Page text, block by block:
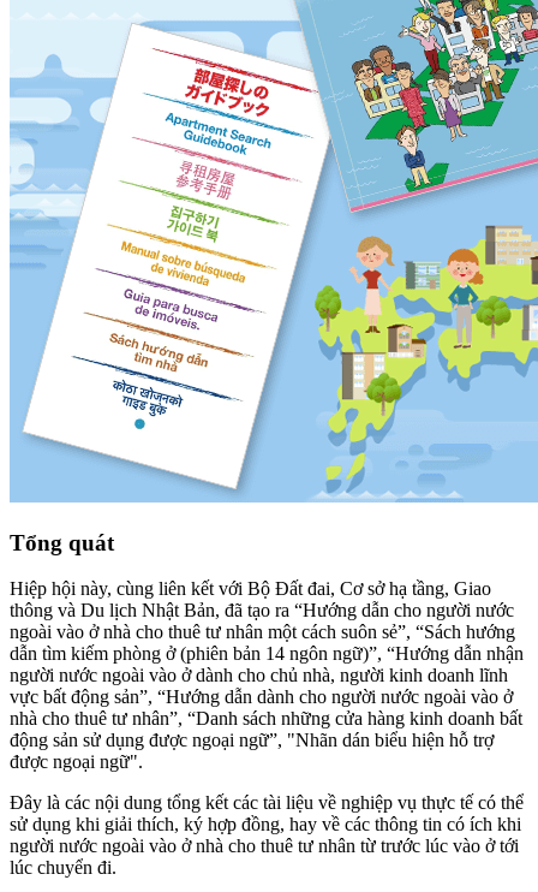
Tổng quát
Hiệp hội này, cùng liên kết với Bộ Đất đai, Cơ sở hạ tầng, Giao
thông và Du lịch Nhật Bản, đã tạo ra “Hướng dẫn cho người nước
ngoài vào ở nhà cho thuê tư nhân một cách suôn sẻ”, “Sách hướng
dẫn tìm kiếm phòng ở (phiên bản 14 ngôn ngữ)”, “Hướng dẫn nhận
người nước ngoài vào ở dành cho chủ nhà, người kinh doanh lĩnh
vực bất động sản”, “Hướng dẫn dành cho người nước ngoài vào ở
nhà cho thuê tư nhân”, “Danh sách những cửa hàng kinh doanh bất
động sản sử dụng được ngoại ngữ”, "Nhãn dán biểu hiện hỗ trợ
được ngoại ngữ".
Đây là các nội dung tổng kết các tài liệu về nghiệp vụ thực tế có thể
sử dụng khi giải thích, ký hợp đồng, hay về các thông tin có ích khi
người nước ngoài vào ở nhà cho thuê tư nhân từ trước lúc vào ở tới
lúc chuyển đi.